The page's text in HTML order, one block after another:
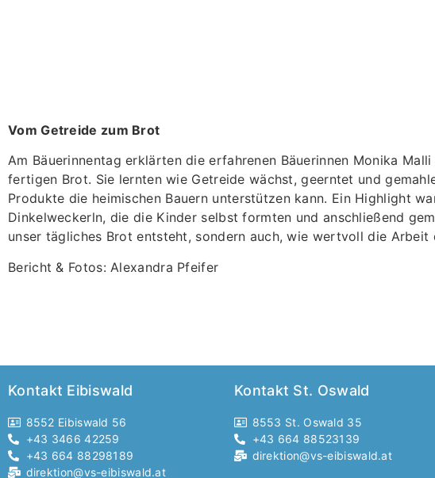
Vom Getreide zum Brot
Am Bäuerinnentag erklärten die erfahrenen Bäuerinnen Monika
fertigen Brot. Sie lernten wie Getreide wächst, geerntet und
Produkte die heimischen Bauern unterstützen kann. Ein Highlight
Dinkelweckerln, die die Kinder selbst formten und anschließend
unser tägliches Brot entsteht, sondern auch, wie wertvoll die Arbeit
Bericht & Fotos: Alexandra Pfeifer
Kontakt Eibiswald
8552 Eibiswald 56
+43 3466 42259
+43 664 88298189
direktion@vs-eibiswald.at
Kontakt St. Oswald
8553 St. Oswald 35
+43 664 88523139
direktion@vs-eibiswald.at